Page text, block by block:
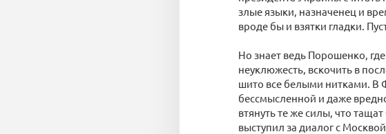
злые языки, назначенец и
вроде бы и взятки гладки.
Но знает ведь Порошенко,
неуклюжесть, вскочить в
шито все белыми нитками. В
бессмысленной и даже
втянуть те же силы, что
выступил за диалог с